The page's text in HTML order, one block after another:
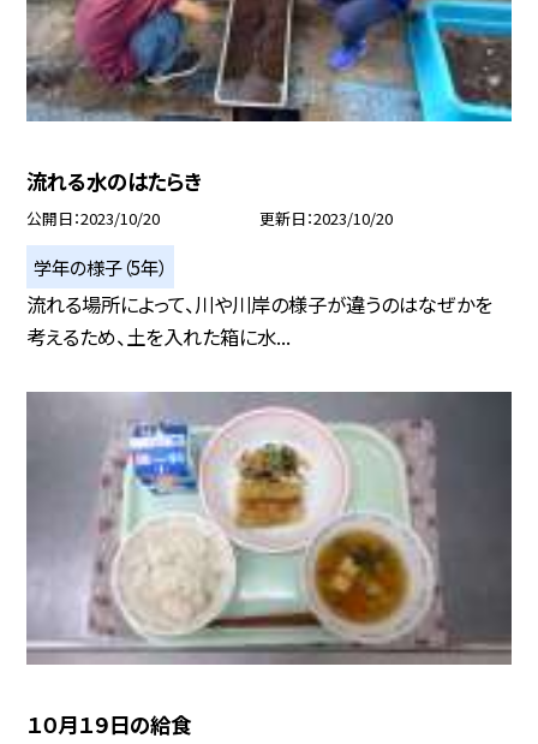
流れる水のはたらき
公開日 2023/10/20 更新日 2023/10/20
学年の様子（5年）
流れる場所によって、川や川岸の様子が違うのはなぜかを
考えるため、土を入れた箱に水...
１０月１９日の給食